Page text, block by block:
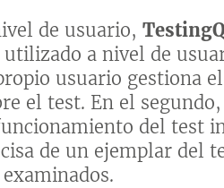
de usuario,
utilizado a nivel de
usuario gestiona
el test. En el
del test
de un ejemplar del